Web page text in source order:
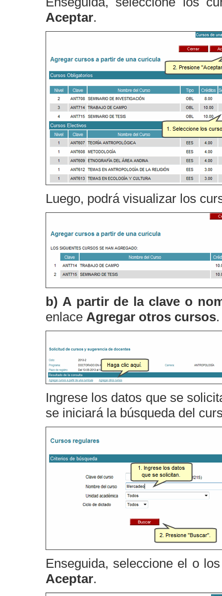
Aceptar.
Luego, podrá visualizar los
b) A partir de la clave o
enlace Agregar otros cursos.
Ingrese los datos que se
se iniciará la búsqueda del
Enseguida, seleccione el o
Aceptar.